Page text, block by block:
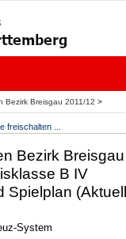
Bezirk Breisgau 2011/12 >
freischalten ...
Bezirk
B IV
Spielplan
System